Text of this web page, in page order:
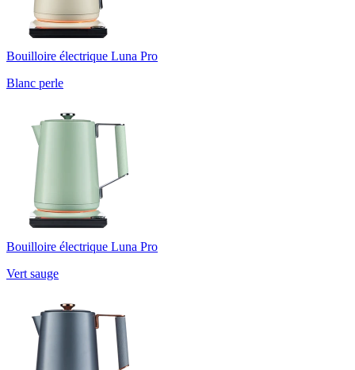
Bouilloire électrique Luna Pro
Blanc perle
Bouilloire électrique Luna Pro
Vert sauge